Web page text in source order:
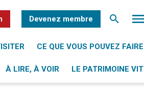
Devenez membre
CE QUE VOUS POUVEZ FAIRE
À LIRE, À VOIR LE PATRIMOINE VIT